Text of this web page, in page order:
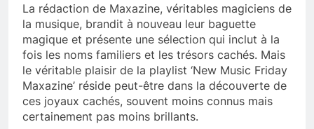
La rédaction de Maxazine, véritables magiciens de
la musique, brandit à nouveau leur baguette
magique et présente une sélection qui inclut à la
fois les noms familiers et les trésors cachés. Mais
le véritable plaisir de la playlist ‘New Music Friday
Maxazine’ réside peut-être dans la découverte de
ces joyaux cachés, souvent moins connus mais
certainement pas moins brillants.